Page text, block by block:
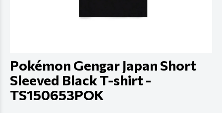
Pokémon Gengar Japan Short
Sleeved Black T-shirt -
TS150653POK